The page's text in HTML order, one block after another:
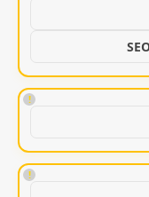
!
!